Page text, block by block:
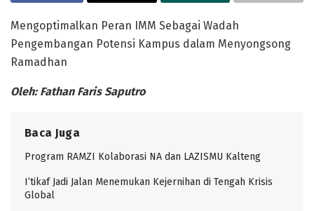
Mengoptimalkan Peran IMM Sebagai Wadah
Pengembangan Potensi Kampus dalam Menyongsong
Ramadhan
Oleh: Fathan Faris Saputro
Baca Juga
Program RAMZI Kolaborasi NA dan LAZISMU Kalteng
I’tikaf Jadi Jalan Menemukan Kejernihan di Tengah Krisis
Global